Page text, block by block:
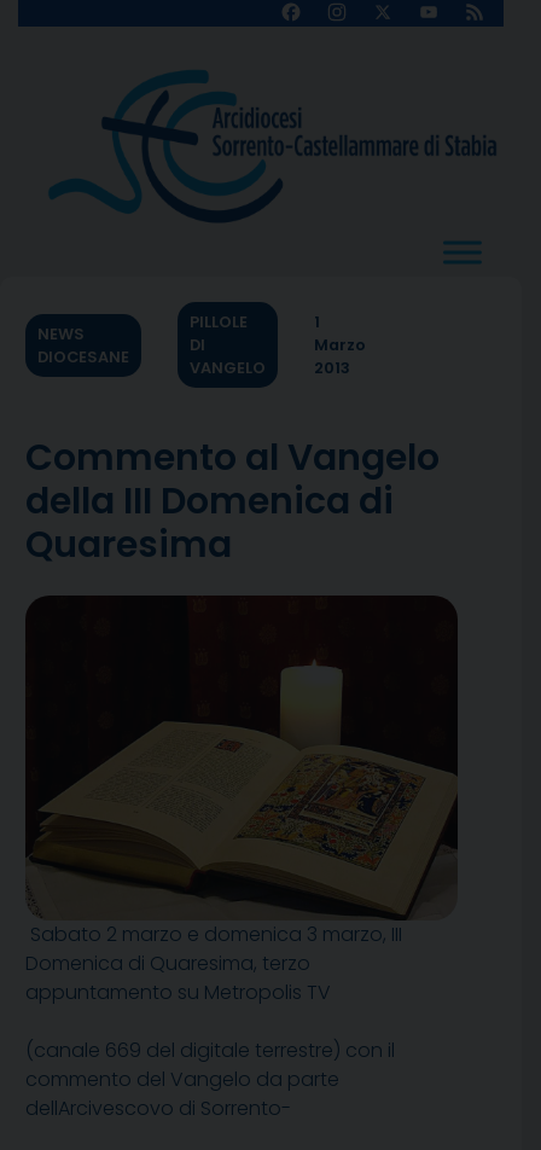
FacebookInstagram
X
YouTube
Feed
NEWS
DIOCESANE
PILLOLE
DI
VANGELO
1
Marzo
2013
Commento al Vangelo
della III Domenica di
Quaresima
Sabato 2 marzo e domenica 3 marzo, III
Domenica di Quaresima, terzo
appuntamento su Metropolis TV
(canale 669 del digitale terrestre) con il
commento del Vangelo da parte
dellArcivescovo di Sorrento-